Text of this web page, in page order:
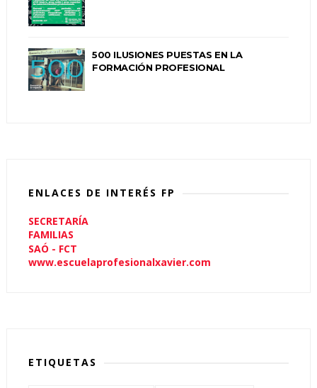
500 ILUSIONES PUESTAS EN LA
FORMACIÓN PROFESIONAL
ENLACES DE INTERÉS FP
SECRETARÍA
FAMILIAS
SAÓ - FCT
www.escuelaprofesionalxavier.com
ETIQUETAS